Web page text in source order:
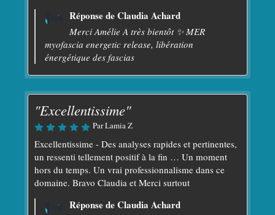
Réponse de Claudia Achard
Merci Amélie A très bientôt ✨ MER
myofascia energetic release, libération
énergétique des fascias
"Excellentissime"
Par Lamia Z
Excellentissime - Des analyses rapides et pertinentes,
un ressenti tellement positif à la fin … Un moment
hors du temps. Un vrai professionnalisme dans ce
domaine. Bravo Claudia et Merci surtout
Réponse de Claudia Achard